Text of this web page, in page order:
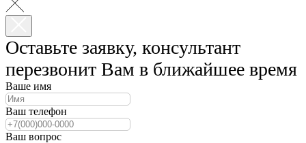
Оставьте заявку, консультант
перезвонит Вам в ближайшее время
Ваше имя
Ваш телефон
Ваш вопрос